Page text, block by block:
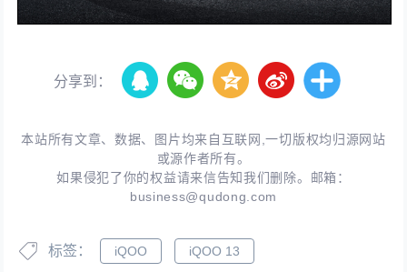
分享到：
本站所有文章、数据、图片均来自互联网,一切版权均归源网站
或源作者所有。
如果侵犯了你的权益请来信告知我们删除。邮箱：
business@qudong.com
标签： iQOO iQOO 13